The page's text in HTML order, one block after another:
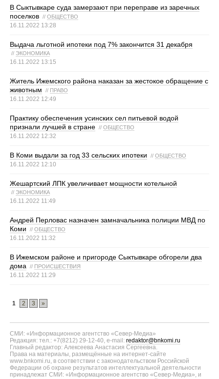
В Сыктывкаре суда замерзают при переправе из заречных
поселков // ОБЩЕСТВО
16.11.2022 13:28
Выдача льготной ипотеки под 7% закончится 31 декабря
// ЭКОНОМИКА
16.11.2022 13:15
Житель Ижемского района наказан за жестокое обращение с
животным
// ПРАВО
16.11.2022 12:49
Практику обеспечения усинских сел питьевой водой
признали лучшей в стране // ОБЩЕСТВО
16.11.2022 12:32
В Коми выдали за год 33 сельских ипотеки // ОБЩЕСТВО
16.11.2022 12:10
Жешартский ЛПК увеличивает мощности котельной
// ЭКОНОМИКА
16.11.2022 11:49
Андрей Перловас назначен замначальника полиции МВД по
Коми
// ОБЩЕСТВО
16.11.2022 11:32
В Ижемском районе и пригороде Сыктывкаре обгорели два
дома
// ПРОИСШЕСТВИЯ
16.11.2022 11:29
1 2 3 »
СМИ: «Информационное агентство «Север-Медиа»
Редакция: тел.: +7(8212) 29-12-40, e-mail: redaktor@bnkomi.ru
Главный редактор: Алексеева Анастасия Сергеевна.
Права на материалы, размещённые на интернет-сайте
www.bnkomi.ru, в соответствии с законодательством Российской
Федерации об охране результатов интеллектуальной деятельности
принадлежат СМИ: «Информационное агентство «Север-Медиа», и